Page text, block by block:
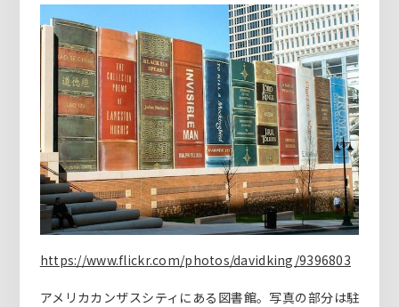
https://www.flickr.com/photos/davidking/9396803
アメリカカンザスシティにある図書館。写真の部分は駐